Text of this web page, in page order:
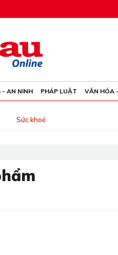
- AN NINH PHÁP LUẬT VĂN HÓA
Sức khoẻ